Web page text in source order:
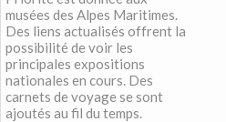
musées des Alpes Maritimes.
Des liens actualisés offrent la
possibilité de voir les
principales expositions
nationales en cours. Des
carnets de voyage se sont
ajoutés au fil du temps.